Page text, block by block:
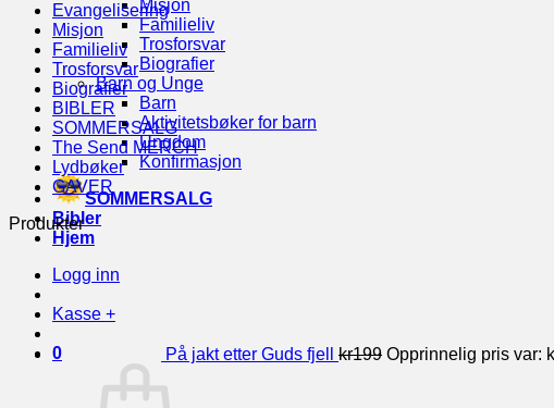
Misjon
Familieliv
Trosforsvar
Biografier
Barn og Unge
Barn
Aktivitetsbøker for barn
Ungdom
Konfirmasjon
SOMMERSALG
Bibler
Hjem
Logg inn
Kasse +
0
Evangelisering
Misjon
Familieliv
Trosforsvar
Biografier
BIBLER
SOMMERSALG
The Send MERCH
Lydbøker
GAVER
Produkter
På jakt etter Guds fjell kr199 Opprinnelig pris var: